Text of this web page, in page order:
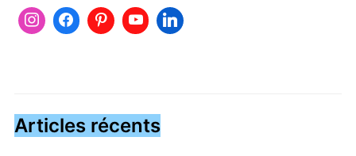
Articles récents